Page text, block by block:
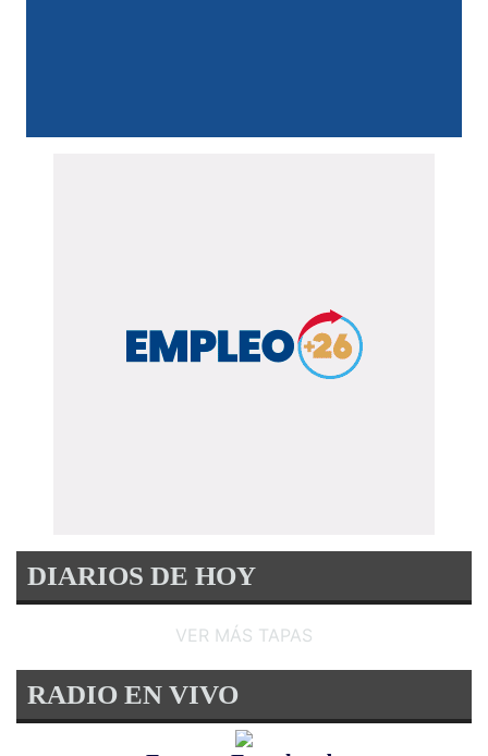
DIARIOS DE HOY
VER MÁS TAPAS
RADIO EN VIVO